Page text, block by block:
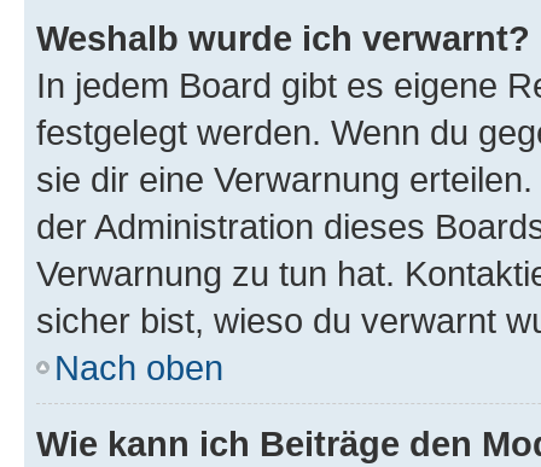
Weshalb wurde ich verwarnt?
In jedem Board gibt es eigene
festgelegt werden. Wenn du
sie dir eine Verwarnung
der Administration dieses
Verwarnung zu tun hat.
sicher bist, wieso du verwarnt
Nach oben
Wie kann ich Beiträge den